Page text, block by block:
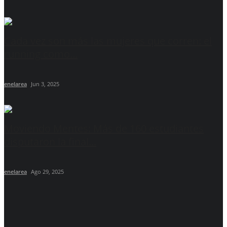
enelarea Jun 3, 2025
enelarea Ago 29, 2025